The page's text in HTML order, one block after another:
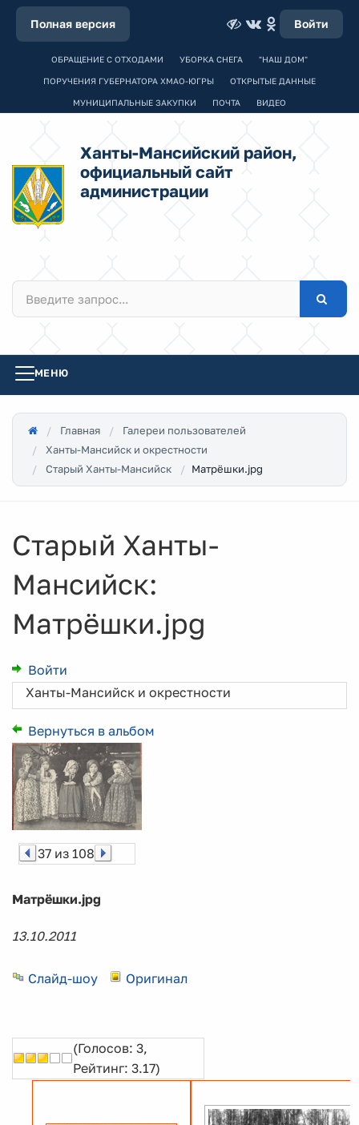
Полная версия Войти
ОБРАЩЕНИЕ С ОТХОДАМИ УБОРКА СНЕГА "НАШ ДОМ"
ПОРУЧЕНИЯ ГУБЕРНАТОРА ХМАО-ЮГРЫ ОТКРЫТЫЕ ДАННЫЕ
МУНИЦИПАЛЬНЫЕ ЗАКУПКИ ПОЧТА ВИДЕО
Ханты-Мансийский район,
официальный сайт
администрации
МЕНЮ
Главная
Галереи пользователей
Ханты-Мансийск и окрестности
Старый Ханты-Мансийск
Матрёшки.jpg
Старый Ханты-
Мансийск:
Матрёшки.jpg
Войти
Ханты-Мансийск и окрестности
Вернуться в альбом
37 из 108
Матрёшки.jpg
13.10.2011
Слайд-шоу Оригинал
(Голосов: 3,
Рейтинг: 3.17)